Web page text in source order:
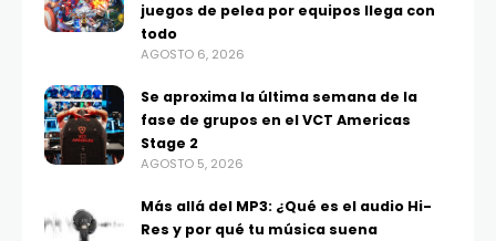
juegos de pelea por equipos llega con
todo
AGOSTO 6, 2026
Se aproxima la última semana de la
fase de grupos en el VCT Americas
Stage 2
AGOSTO 5, 2026
Más allá del MP3: ¿Qué es el audio Hi-
Res y por qué tu música suena